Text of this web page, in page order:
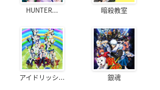
HUNTER... 暗殺教室
アイドリッシ... 銀魂